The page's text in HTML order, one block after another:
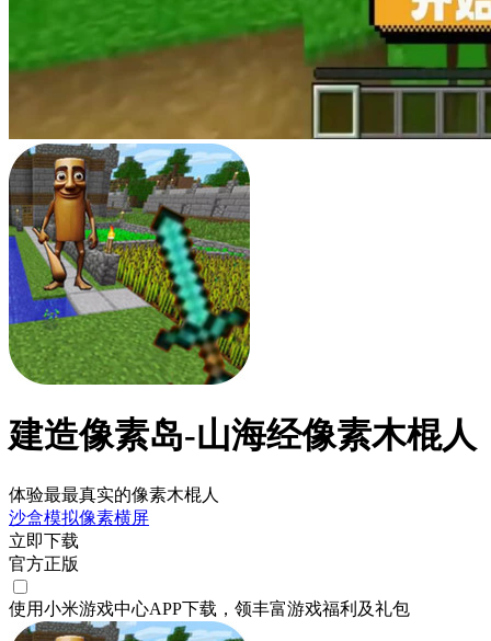
建造像素岛-山海经像素木棍人
体验最最真实的像素木棍人
沙盒模拟像素横屏
立即下载
官方正版
使用小米游戏中心APP下载 ，领丰富游戏福利 及礼包